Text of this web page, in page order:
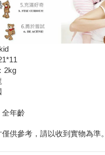
2kg
全年齡
供參考，請以收到實物為準。